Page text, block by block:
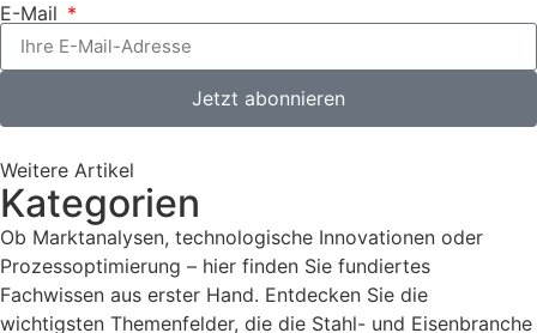
E-Mail
Jetzt abonnieren
Weitere Artikel
Kategorien
Ob Marktanalysen, technologische Innovationen oder
Prozessoptimierung – hier finden Sie fundiertes
Fachwissen aus erster Hand. Entdecken Sie die
wichtigsten Themenfelder, die die Stahl- und Eisenbranche